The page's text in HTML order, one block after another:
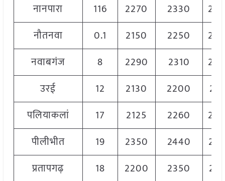
नानपारा
116 2270 2330
नौतनवा
0.1 2150 2250
नवाबगंज
8 2290 2310
उरई
12 2130 2200
पलियाकलां
17 2125 2260
पीलीभीत
19 2350 2440
प्रतापगढ़
18 2200 2350